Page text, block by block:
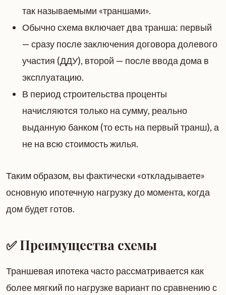
так называемыми «траншами».
Обычно схема включает два транша: первый
— сразу после заключения договора долевого
участия (ДДУ), второй — после ввода дома в
эксплуатацию.
В период строительства проценты
начисляются только на сумму, реально
выданную банком (то есть на первый транш), а
не на всю стоимость жилья.
Таким образом, вы фактически «откладываете»
основную ипотечную нагрузку до момента, когда
дом будет готов.
✅ Преимущества схемы
Траншевая ипотека часто рассматривается как
более мягкий по нагрузке вариант по сравнению с